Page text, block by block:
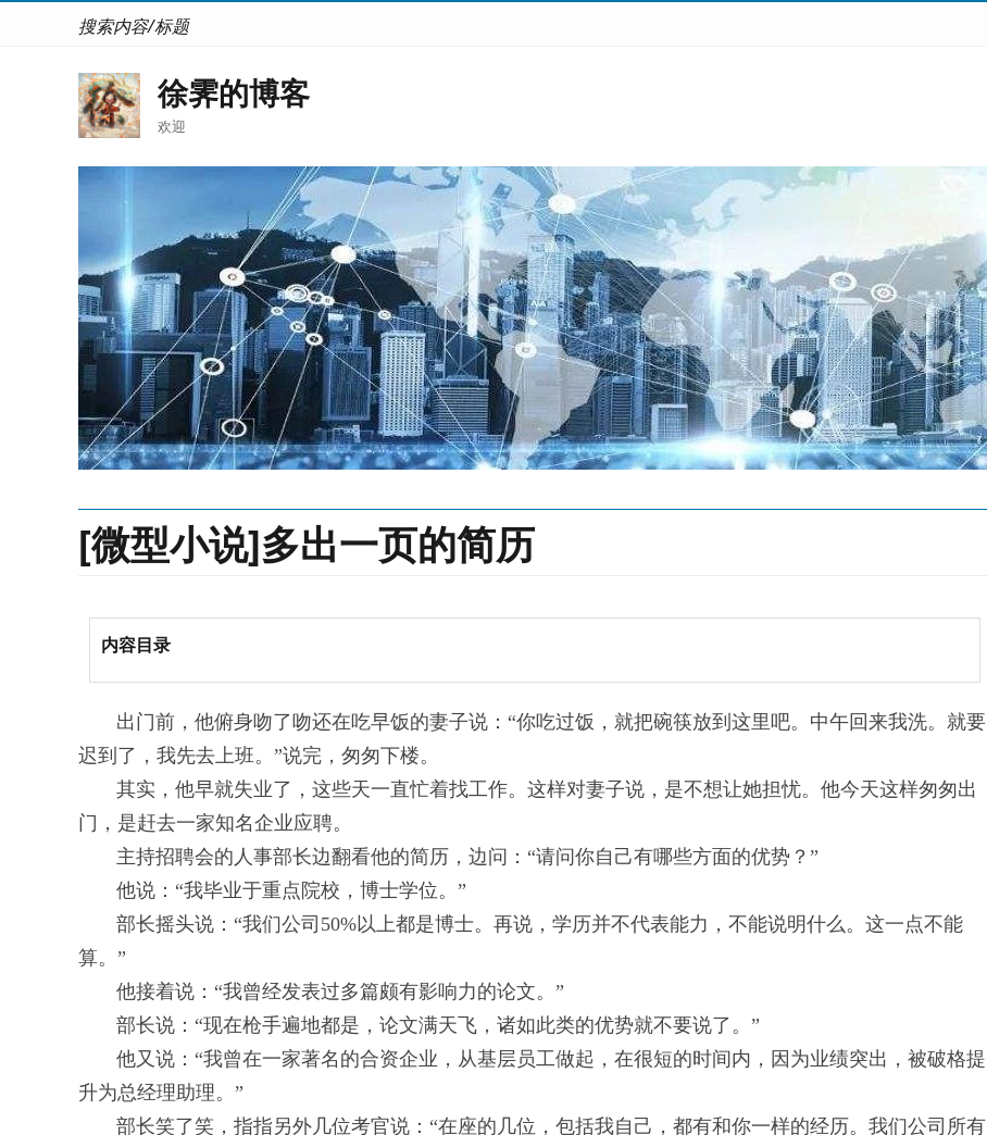
搜索内容/标题
徐霁的博客
欢迎
[微型小说]多出一页的简历
内容目录
出门前，他俯身吻了吻还在吃早饭的妻子说：“你吃过饭，就把碗筷放到这里吧。中午回来我洗。就要
迟到了，我先去上班。”说完，匆匆下楼。
其实，他早就失业了，这些天一直忙着找工作。这样对妻子说，是不想让她担忧。他今天这样匆匆出
门，是赶去一家知名企业应聘。
主持招聘会的人事部长边翻看他的简历，边问：“请问你自己有哪些方面的优势？”
他说：“我毕业于重点院校，博士学位。”
部长摇头说：“我们公司50%以上都是博士。再说，学历并不代表能力，不能说明什么。这一点不能
算。”
他接着说：“我曾经发表过多篇颇有影响力的论文。”
部长说：“现在枪手遍地都是，论文满天飞，诸如此类的优势就不要说了。”
他又说：“我曾在一家著名的合资企业，从基层员工做起，在很短的时间内，因为业绩突出，被破格提
升为总经理助理。”
部长笑了笑，指指另外几位考官说：“在座的几位，包括我自己，都有和你一样的经历。我们公司所有